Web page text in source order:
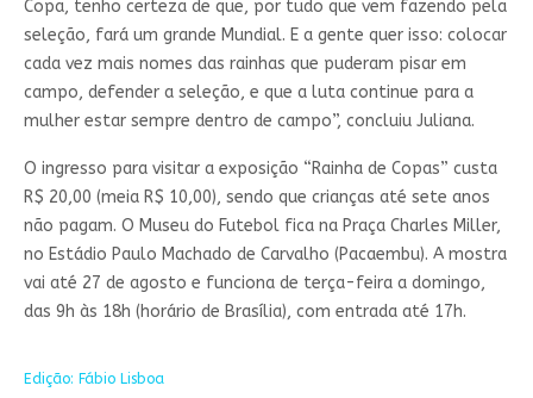
Copa, tenho certeza de que, por tudo que vem fazendo pela
seleção, fará um grande Mundial. E a gente quer isso: colocar
cada vez mais nomes das rainhas que puderam pisar em
campo, defender a seleção, e que a luta continue para a
mulher estar sempre dentro de campo”, concluiu Juliana.
O ingresso para visitar a exposição “Rainha de Copas” custa
R$ 20,00 (meia R$ 10,00), sendo que crianças até sete anos
não pagam. O Museu do Futebol fica na Praça Charles Miller,
no Estádio Paulo Machado de Carvalho (Pacaembu). A mostra
vai até 27 de agosto e funciona de terça-feira a domingo,
das 9h às 18h (horário de Brasília), com entrada até 17h.
Edição: Fábio Lisboa